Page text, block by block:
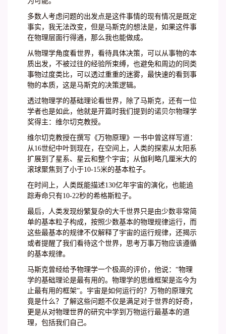
多数人考虑问题的出发点是这件事情的现有情况是既定
事实，我无法改变，但是马斯克的想法是，如果这件事
在物理层面行得通，那么我也能做成。
从物理学角度看世界，看待具体决策，可以从事物的本
质出发，不被过往的经验所束缚，也避免和周边的同类
事物过度类比，可以透过重重的迷雾，最快速的看到事
物的本质，这是马斯克的决策逻辑。
透过物理学的基础理论看世界，除了马斯克，还有一位
学者也是如此，他就是开篇时我们提到的诺贝尔物理学
奖得主：维尔切克教授。
维尔切克教授在撰写《万物原理》一书中曾这样写道：
从16世纪中叶到现在，在空间上，人类的探索从太阳系
扩展到了星系、星云和整个宇宙；从伽利略几厘米大的
滚球聚焦到了小于10-15米的基本粒子。
在时间上，人类既能描述130亿年宇宙的演化，也能追
踪寿命只有10-22秒的希格斯粒子。
最后，人类发现纷繁复杂的大千世界只是由少数非常简
单的基本粒子构成，按照少数基本的物理规律运行，而
这些最基本的规律不仅解释了宇宙的运行规律，还揭示
或者提醒了我们看待这个世界，思考万事万物应该遵循
的基本规律。
马斯克曾经给予物理学一个极高的评价，他说：“物理
学的基础理论是最有用的。物理学的思维框架是迄今为
止最有用的框架”。宇宙是如何运行的？万物的原理究
竟是什么？了解这些问题不仅是满足对于世界的好奇，
更是从对物理世界的研究中学到万物运行最基本的道
理，包括我们自己。